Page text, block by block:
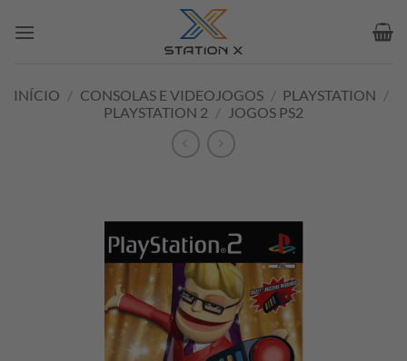
INÍCIO / CONSOLAS E VIDEOJOGOS / PLAYSTATION /
PLAYSTATION 2 / JOGOS PS2